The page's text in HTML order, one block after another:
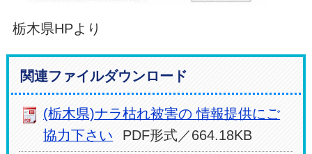
栃木県HPより
関連ファイルダウンロード
(栃木県)ナラ枯れ被害の 情報提供にご
協力下さい
PDF形式／664.18KB